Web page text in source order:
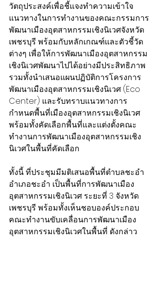
วัตถุประสงค์เพื่อชี้แจงทำความเข้าใจ
แนวทางในการทำงานของคณะกรรมการ
พัฒนาเมืองอุตสาหกรรมเชิงนิเวศจังหวัด
เพชรบุรี พร้อมกับหลักเกณฑ์และตัวชี้วัด
ต่างๆ เพื่อให้การพัฒนาเมืองอุตสาหกรรม
เชิงนิเวศพัฒนาไปได้อย่างมีประสิทธิภาพ
รวมทั้งนำเสนอแผนปฏิบัติการโครงการ
พัฒนาเมืองอุตสาหกรรมเชิงนิเวศ (Eco
Center) และรับทราบแนวทางการ
กำหนดพื้นที่เมืองอุตสาหกรรมเชิงนิเวศ
พร้อมทั้งคัดเลือกพื้นที่และแต่งตั้งคณะ
ทำงานการพัฒนาเมืองอุตสาหกรรมเชิง
นิเวศในพื้นที่คัดเลือก
ทั้งนี้ ที่ประชุมมีมติเสนอพื้นที่ตำบลชะอำ
อำเภอชะอำ เป็นพื้นที่การพัฒนาเมือง
อุตสาหกรรมเชิงนิเวศ ระยะที่ 3 จังหวัด
เพชรบุรี พร้อมทั้งเห็นชอบองค์ประกอบ
คณะทำงานขับเคลื่อนการพัฒนาเมือง
อุตสาหกรรมเชิงนิเวศในพื้นที่ ดังกล่าว